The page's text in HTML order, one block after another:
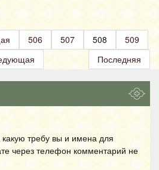
506 507 508
509
Последняя
требу вы и имена для
через телефон комментарий не